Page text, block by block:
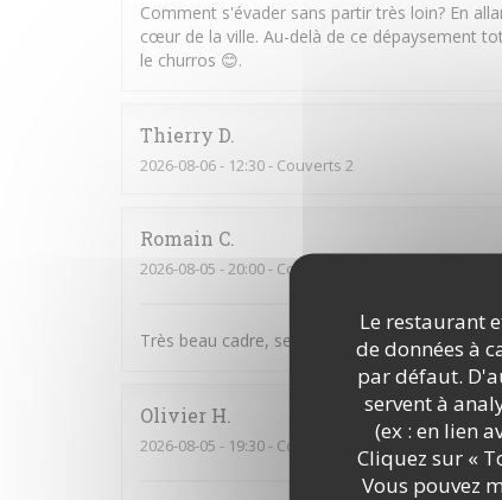
Le restaurant
de données à
par défaut.
servent à
(ex : en lien
Cliquez sur «
Vous pouvez
Comment s'évader sans partir très loin? En
cœur de la ville. Au-delà de ce dépaysement
le churros 😊.
Thierry D
2026-08-06- 12:30 - Couverts 2
Romain C
2026-08-05 - 20:00 - Couverts 2
Très beau cadre, serveurs attentionnés et très
Olivier H
2026-08-05 - 19:30 - Couverts 3